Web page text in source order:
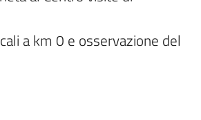
a km 0 e osservazione del